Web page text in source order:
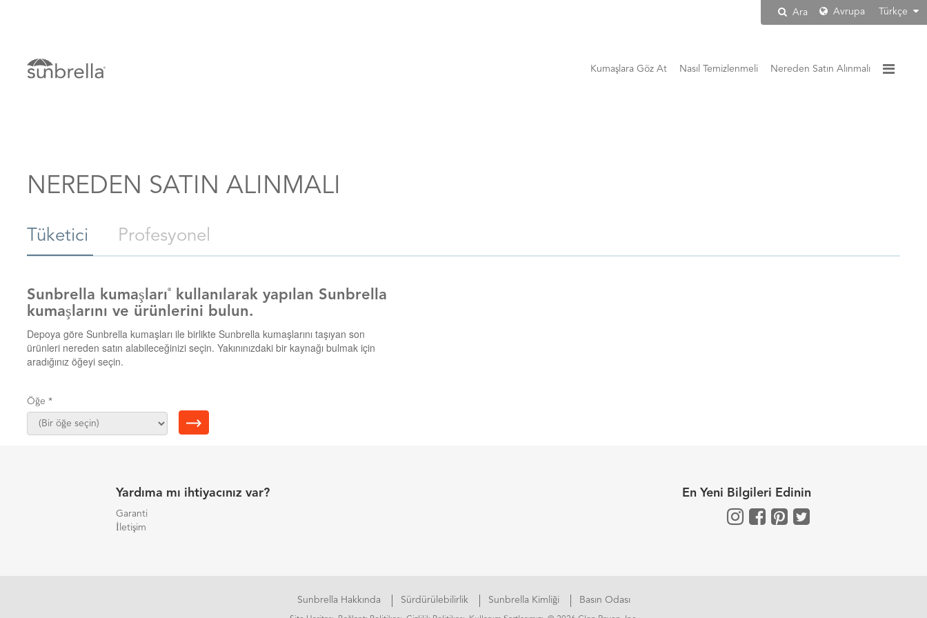
Ara Avrupa Türkçe
Kumaşlara Göz At Nasıl Temizlenmeli Nereden Satın Alınmalı
NEREDEN SATIN ALINMALI
Tüketici Profesyonel
Sunbrella kumaşları®
kullanılarak yapılan Sunbrella
kumaşlarını ve ürünlerini bulun.
Depoya göre Sunbrella kumaşları ile birlikte Sunbrella kumaşlarını taşıyan son
ürünleri nereden satın alabileceğinizi seçin. Yakınınızdaki bir kaynağı bulmak için
aradığınız öğeyi seçin.
Öğe *
Yardıma mı ihtiyacınız var?
Garanti
İletişim
En Yeni Bilgileri Edinin
Sunbrella Hakkında Sürdürülebilirlik Sunbrella Kimliği Basın Odası